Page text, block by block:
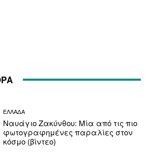
ΕΛΛΑΔΑ
Ναυάγιο Ζακύνθου: Μία από τις πιο
φωτογραφημένες παραλίες στον
κόσμο (βίντεο)